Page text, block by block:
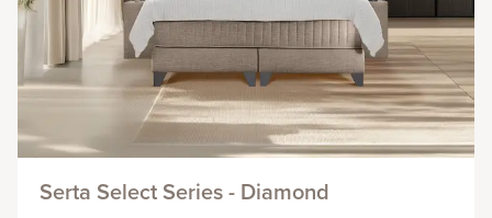
Serta Select Series - Diamond